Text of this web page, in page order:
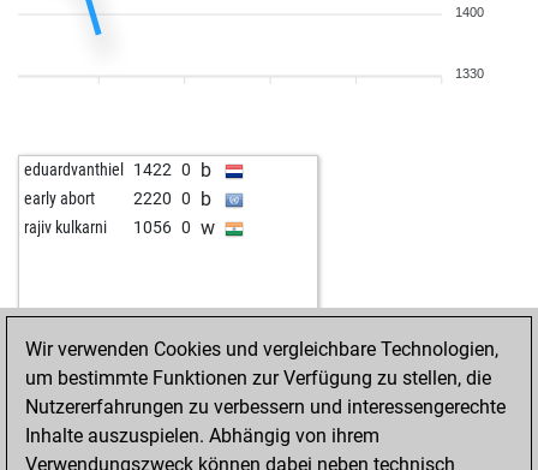
1400
1330
eduardvanthiel 1422 0 b
early abort 2220 0 b
rajiv kulkarni 1056 0 w
Wir verwenden Cookies und vergleichbare Technologien,
um bestimmte Funktionen zur Verfügung zu stellen, die
Nutzererfahrungen zu verbessern und interessengerechte
Inhalte auszuspielen. Abhängig von ihrem
Verwendungszweck können dabei neben technisch